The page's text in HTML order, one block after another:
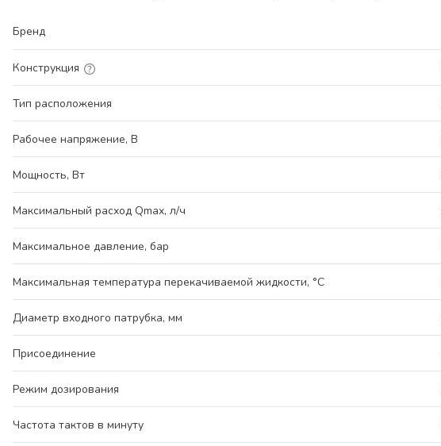
Бренд
Конструкция
Тип расположения
Рабочее напряжение, В
Мощность, Вт
Максимальный расход Qmax, л/ч
Максимальное давление, бар
Максимальная температура перекачиваемой жидкости, °С
Диаметр входного патрубка, мм
Присоединение
Режим дозирования
Частота тактов в минуту